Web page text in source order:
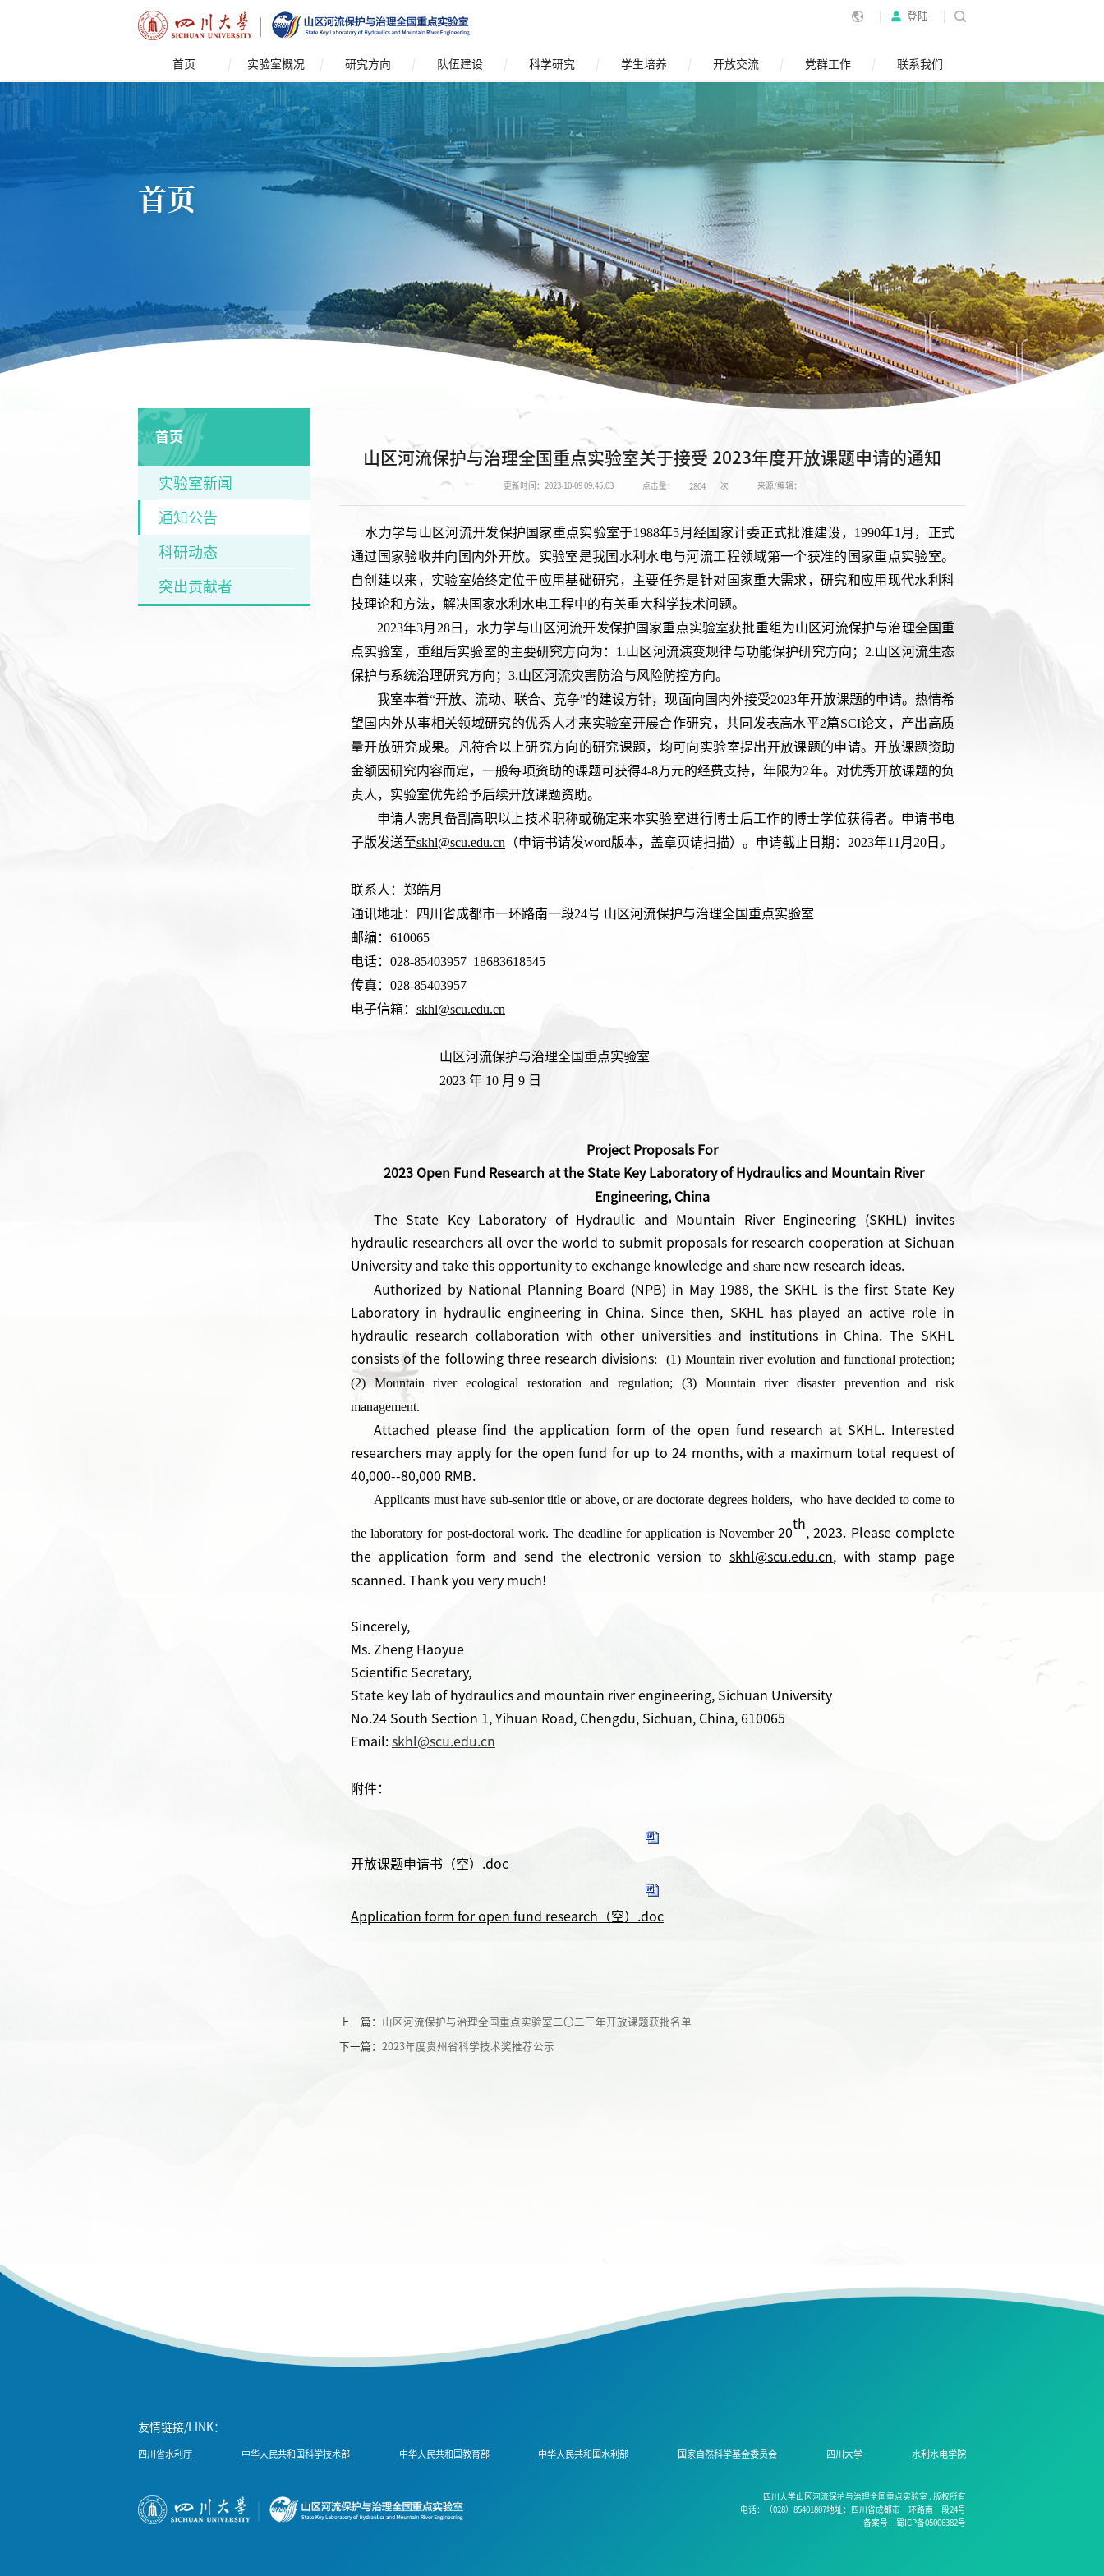
登陆
首页 实验室概况 研究方向 队伍建设 科学研究 学生培养 开放交流 党群工作 联系我们
首页
首页
实验室新闻
通知公告
科研动态
突出贡献者
山区河流保护与治理全国重点实验室关于接受 2023年度开放课题申请的通知
更新时间：2023-10-09 09:45:03 点击量： 2804 次 来源/编辑：
水力学与山区河流开发保护国家重点实验室于1988年5月经国家计委正式批准建设，1990年1月，正式
通过国家验收并向国内外开放。实验室是我国水利水电与河流工程领域第一个获准的国家重点实验室。
自创建以来，实验室始终定位于应用基础研究，主要任务是针对国家重大需求，研究和应用现代水利科
技理论和方法，解决国家水利水电工程中的有关重大科学技术问题。
2023年3月28日，水力学与山区河流开发保护国家重点实验室获批重组为山区河流保护与治理全国重
点实验室，重组后实验室的主要研究方向为：1.山区河流演变规律与功能保护研究方向；2.山区河流生态
保护与系统治理研究方向；3.山区河流灾害防治与风险防控方向。
我室本着“开放、流动、联合、竞争”的建设方针，现面向国内外接受2023年开放课题的申请。热情希
望国内外从事相关领域研究的优秀人才来实验室开展合作研究，共同发表高水平2篇SCI论文，产出高质
量开放研究成果。凡符合以上研究方向的研究课题，均可向实验室提出开放课题的申请。开放课题资助
金额因研究内容而定，一般每项资助的课题可获得4-8万元的经费支持，年限为2年。对优秀开放课题的负
责人，实验室优先给予后续开放课题资助。
申请人需具备副高职以上技术职称或确定来本实验室进行博士后工作的博士学位获得者。申请书电
子版发送至skhl@scu.edu.cn （申请书请发word版本， 盖章页请扫描）。申请截止日期： 2023年11月20日。
联系人：郑皓月
通讯地址：四川省成都市一环路南一段24号 山区河流保护与治理全国重点实验室
邮编：610065
电话： 028-85403957 18683618545
传真：028-85403957
电子信箱： skhl@scu.edu.cn
山区河流保护与治理全国重点实验室
2023 年 10 月 9 日
Project Proposals For
2023 Open Fund Research at the State Key Laboratory of Hydraulics and Mountain River
Engineering, China
The State Key Laboratory of Hydraulic and Mountain River Engineering (SKHL) invites
hydraulic researchers all over the world to submit proposals for research cooperation at Sichuan
University and takethis opportunity to exchange knowledge and sharenew research ideas.
Authorized by National Planning Board (NPB) in May 1988, the SKHL is the first State Key
Laboratory in hydraulic engineering in China. Since then, SKHL has played an active role in
hydraulic research collaboration with other universities and institutions in China. The SKHL
consists of the following threeresearch divisions:
(1) Mountain river evolution and functional protection;
(2) Mountain river ecological restoration
and
regulation; (3) Mountain river disaster prevention and risk
management.
Attached please find the application form of the open fund research at SKHL. Interested
researchers may apply for the open fund for up to24 months, with a maximum total request of
40,000--80,000 RMB.
Applicants must have sub-senior title or above, or are doctorate degrees holders, who have decided to come to
the laboratory for post-doctoral work. The deadline for application is November20
th
, 2023.
Please complete
the application form and send the electronic versionto skhl@scu.edu.cn , with stamp page
scanned. Thank you very much!
Sincerely,
Ms. Zheng Haoyue
Scientific Secretary,
State key lab of hydraulics and mountain river engineering, Sichuan University
No.24 South Section 1, Yihuan Road, Chengdu, Sichuan, China, 610065
Email: skhl@scu.edu.cn
附件：
开放课题申请书（空）.doc
Application form for open fund research（空）.doc
上一篇： 山区河流保护与治理全国重点实验室二〇二三年开放课题获批名单
下一篇： 2023年度贵州省科学技术奖推荐公示
友情链接/LINK：
四川省水利厅 中华人民共和国科学技术部 中华人民共和国教育部 中华人民共和国水利部 国家自然科学基金委员会 四川大学 水利水电学院
四川大学山区河流保护与治理全国重点实验室 . 版权所有
电话：（028）85401807地址：四川省成都市一环路南一段24号
备案号：蜀ICP备05006382号